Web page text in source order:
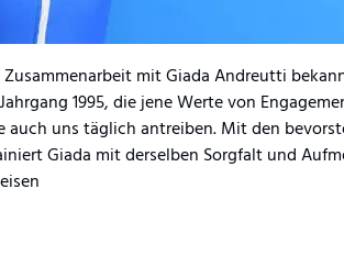
mit Giada Andreutti
1995, die jene Werte von
auch uns täglich antreiben. Mit den
Giada mit derselben Sorgfalt und